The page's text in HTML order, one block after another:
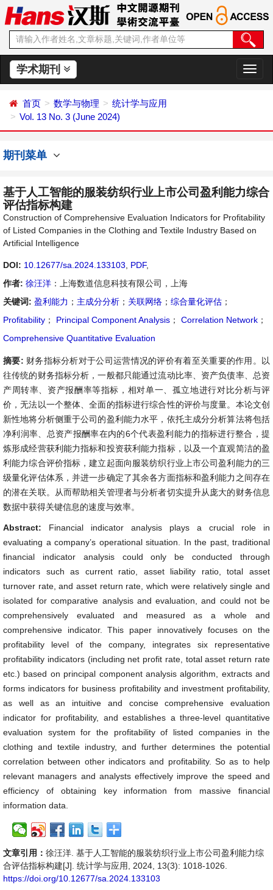
学术期刊
切
换
首页 数学与物理
统计学与应用
Vol. 13 No. 3 (June 2024)
期刊菜单
基于人工智能的服装纺织行业上市公司盈利能力综合
评估指标构建
Construction of Comprehensive Evaluation Indicators for Profitability
of Listed Companies in the Clothing and Textile Industry Based on
Artificial Intelligence
DOI: 10.12677/sa.2024.133103 PDF,
作者: 徐汪洋 ：上海数道信息科技有限公司，上海
关键词: 盈利能力 ； 主成分分析 ； 关联网络 ； 综合量化评估 ；
Profitability ； Principal Component Analysis ； Correlation Network ；
Comprehensive Quantitative Evaluation
摘要: 财务指标分析对于公司运营情况的评价有着至关重要的作用。以
往传统的财务指标分析，一般都只能通过流动比率、资产负债率、总资
产周转率、资产报酬率等指标，相对单一、孤立地进行对比分析与评
价，无法以一个整体、全面的指标进行综合性的评价与度量。本论文创
新性地将分析侧重于公司的盈利能力水平，依托主成分分析算法将包括
净利润率、总资产报酬率在内的6个代表盈利能力的指标进行整合，提
炼形成经营获利能力指标和投资获利能力指标，以及一个直观简洁的盈
利能力综合评价指标，建立起面向服装纺织行业上市公司盈利能力的三
级量化评估体系，并进一步确定了其余各方面指标和盈利能力之间存在
的潜在关联。从而帮助相关管理者与分析者切实提升从庞大的财务信息
数据中获得关键信息的速度与效率。
Abstract: Financial indicator analysis plays a crucial role in
evaluating a company’s operational situation. In the past, traditional
financial indicator analysis could only be conducted through
indicators such as current ratio, asset liability ratio, total asset
turnover rate, and asset return rate, which were relatively single and
isolated for comparative analysis and evaluation, and could not be
comprehensively evaluated and measured as a whole and
comprehensive indicator. This paper innovatively focuses on the
profitability level of the company, integrates six representative
profitability indicators (including net profit rate, total asset return rate
etc.) based on principal component analysis algorithm, extracts and
forms indicators for business profitability and investment profitability,
as well as an intuitive and concise comprehensive evaluation
indicator for profitability, and establishes a three-level quantitative
evaluation system for the profitability of listed companies in the
clothing and textile industry, and further determines the potential
correlation between other indicators and profitability. So as to help
relevant managers and analysts effectively improve the speed and
efficiency of obtaining key information from massive financial
information data.
文章引用： 徐汪洋. 基于人工智能的服装纺织行业上市公司盈利能力综
合评估指标构建[J]. 统计学与应用, 2024, 13(3): 1018-1026.
https://doi.org/10.12677/sa.2024.133103